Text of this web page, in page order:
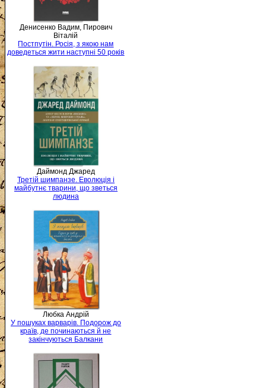
Денисенко Вадим, Пирович
Віталій
Постпутін. Росія, з якою нам
доведеться жити наступні 50 років
Даймонд Джаред
Третій шимпанзе. Еволюція і
майбутнє тварини, що зветься
людина
Любка Андрій
У пошуках варварів. Подорож до
країв, де починаються й не
закінчуються Балкани